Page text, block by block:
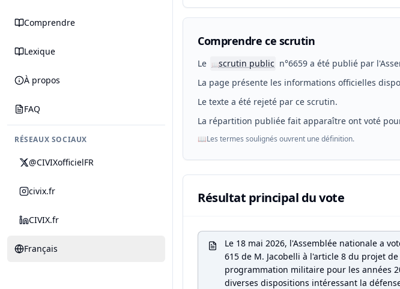
Comprendre
Lexique
À propos
FAQ
RÉSEAUX SOCIAUX
@CIVIXofficielFR
civix.fr
CIVIX.fr
Français
Comprendre ce scrutin
Le 📖scrutin public n°6659 a été publié par
La page présente les informations officielles
Le texte a été rejeté par ce scrutin.
La répartition publiée fait apparaître ont voté
📖Les termes soulignés ouvrent une définition.
Résultat principal du vote
Le 18 mai 2026, l'Assemblée nationale a
615 de M. Jacobelli à l'article 8 du projet
programmation militaire pour les années
diverses dispositions intéressant la